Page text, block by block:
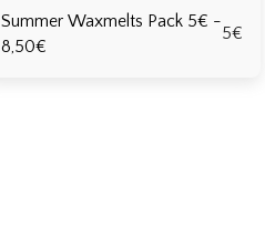
Summer Waxmelts Pack 5€ -
8,50€
5€